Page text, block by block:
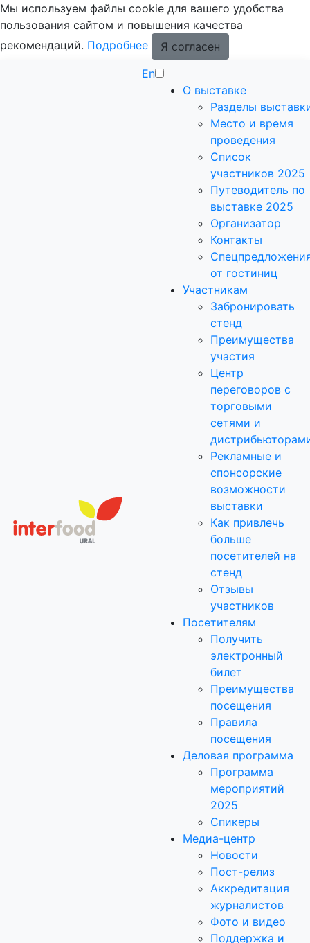
Мы используем файлы cookie для вашего удобства
пользования сайтом и повышения качества
рекомендаций. Подробнее
Я согласен
En
О выставке
Разделы
Место и время
проведения
Список
участников 2025
Путеводитель по
выставке 2025
Организатор
Контакты
от гостиниц
Участникам
Забронировать
стенд
Преимущества
участия
Центр
переговоров с
торговыми
сетями и
Рекламные и
спонсорские
возможности
выставки
Как привлечь
больше
посетителей на
стенд
Отзывы
участников
Посетителям
Получить
электронный
билет
Преимущества
посещения
Правила
посещения
Деловая программа
Программа
мероприятий
2025
Спикеры
Медиа-центр
Новости
Пост-релиз
Аккредитация
журналистов
Фото и видео
Поддержка и